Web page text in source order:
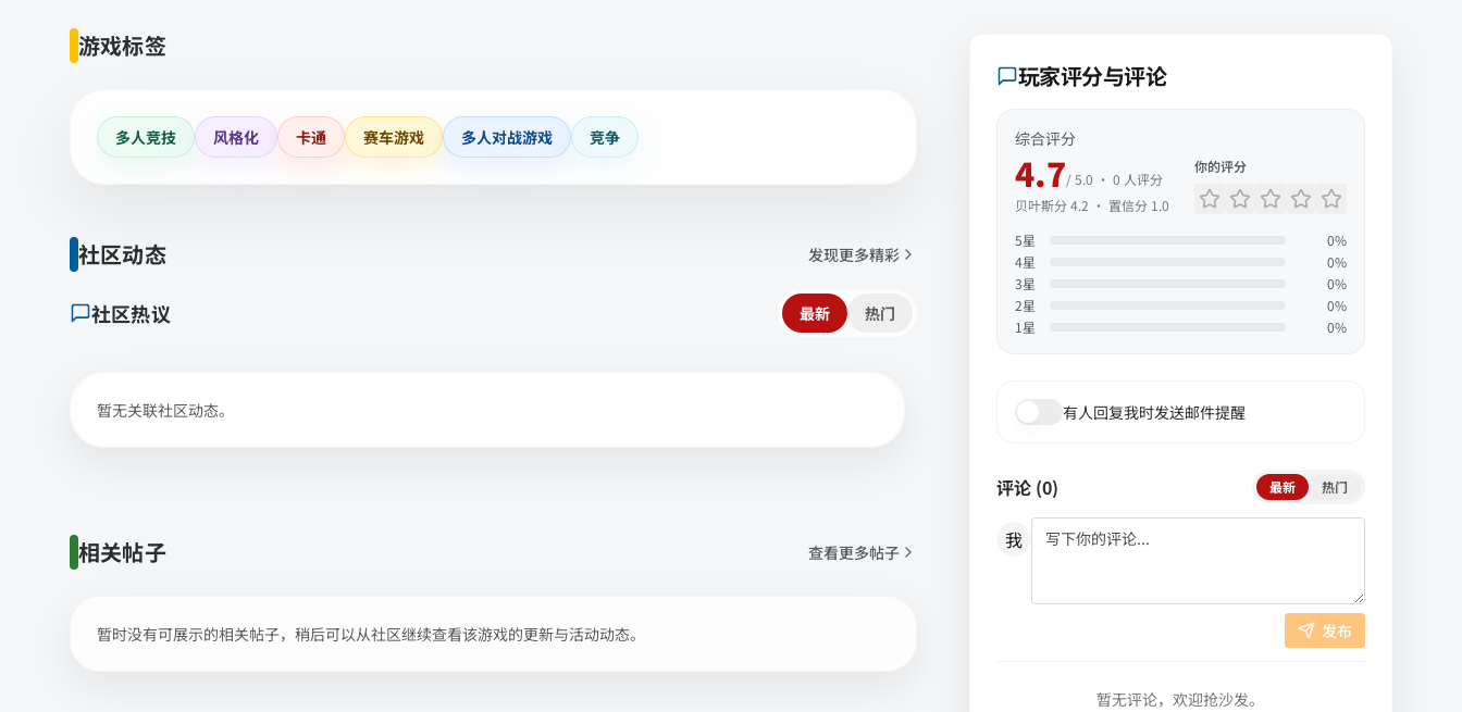
游戏标签
多人竞技 风格化 卡通 赛车游戏 多人对战游戏 竞争
社区动态 发现更多精彩
社区热议 最新 热门
暂无关联社区动态。
相关帖子 查看更多帖子
暂时没有可展示的相关帖子，稍后可以从社区继续查看该游戏的更新与活动动态。
玩家评分与评论
综合评分
4.7/ 5.0 · 0 人评分
贝叶斯分4.2 · 置信分 1.0
你的评分
5星 0%
4星 0%
3星 0%
2星 0%
1 星 0%
有人回复我时发送邮件提醒
评论 (0) 最新 热门
我
发布
暂无评论，欢迎抢沙发。